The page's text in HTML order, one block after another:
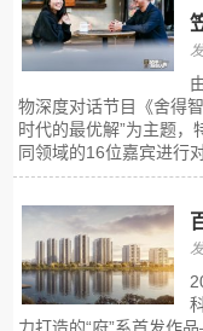
物深度对话节目《舍得
时代的最优解”为主题
同领域的16位嘉宾进行